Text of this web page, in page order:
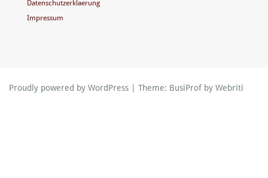
Datenschutzerklaerung
Impressum
Proudly powered by WordPress | Theme: BusiProf by Webriti